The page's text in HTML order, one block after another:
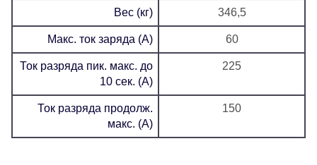
Вес (кг) 346,5
Макс. ток заряда (А) 60
Ток разряда пик. макс. до
10 сек. (А)
225
Ток разряда продолж.
макс. (А)
150